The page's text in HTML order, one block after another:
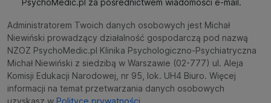
Administratorem Twoich danych osobowych jest Michał
Niewiński prowadzący działalność gospodarczą pod nazwą
NZOZ PsychoMedic.pl Klinika Psychologiczno-Psychiatryczna
Michał Niewiński z siedzibą w Warszawie (02-777) ul. Aleja
Komisji Edukacji Narodowej, nr 95, lok. UH4 Biuro. Więcej
informacji na temat przetwarzania danych osobowych
uzyskasz w Polityce prywatności.